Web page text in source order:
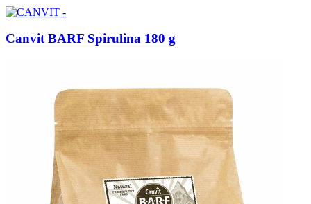
Canvit BARF Spirulina 180 g